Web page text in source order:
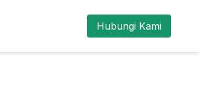
Hubungi Kami